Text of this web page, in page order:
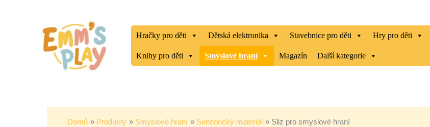
Hračky pro děti Dětská elektronika Stavebnice pro děti Hry pro děti
Knihy pro děti Smyslové hraní Magazín Další kategorie
Domů Produkty Smyslové hraní Senzorický materiál Sliz pro smyslové hraní
nejnovějších